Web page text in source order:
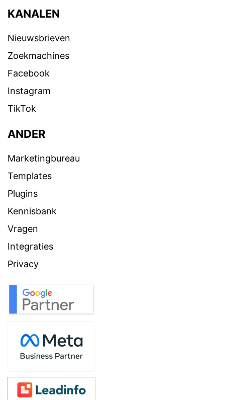
KANALEN
Nieuwsbrieven
Zoekmachines
Facebook
Instagram
TikTok
ANDER
Marketingbureau
Templates
Plugins
Kennisbank
Vragen
Integraties
Privacy